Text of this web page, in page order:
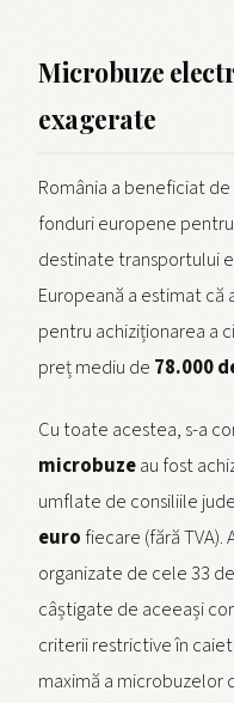
Microbuze
exagerate
România a beneficiat de
fonduri europene
destinate transportului
Europeană a estimat că
pentru achiziționarea a
preț mediu de 78.000
Cu toate acestea, s-a
microbuzeau fost
umflate de consiliile
euro fiecare (fără TVA).
organizate de cele 33
câștigate de aceeași
criterii restrictive în
maximă a microbuzelor